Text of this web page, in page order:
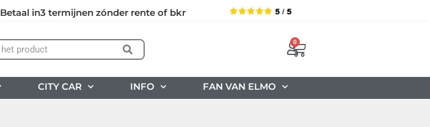
Betaal in3 termijnen zónder rente of bkr
0
CITY CAR INFO FAN VAN ELMO